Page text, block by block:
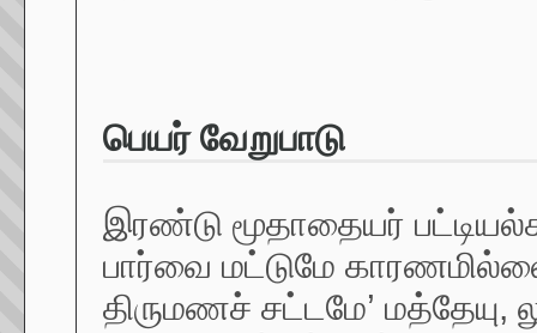
பெயர் வேறுபாடு
இரண்டு மூதாதையர்
பார்வை மட்டுமே
திருமணச் சட்டமே’